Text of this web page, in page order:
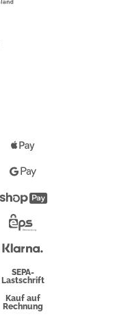
Pay
Google
Pay
Überweisung
SEPA-
Lastschrift
Kauf auf
Rechnung